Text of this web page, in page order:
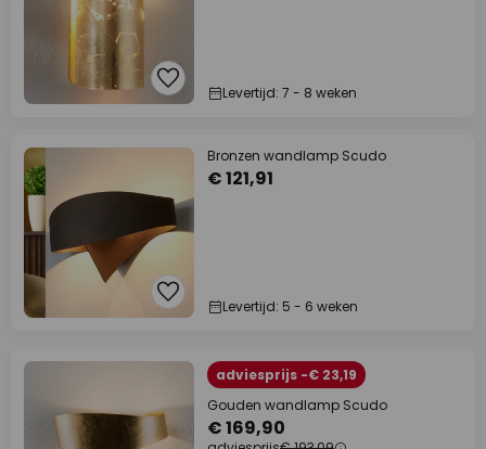
Levertijd: 7 - 8 weken
Bronzen wandlamp Scudo
€ 121,91
Levertijd: 5 - 6 weken
adviesprijs -€ 23,19
Gouden wandlamp Scudo
€ 169,90